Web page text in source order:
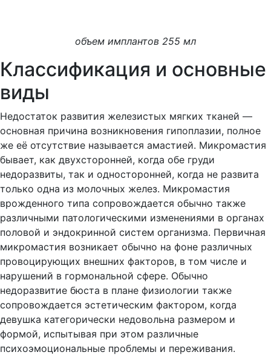
объем имплантов 255 мл
Классификация и основные
виды
Недостаток развития железистых мягких тканей —
основная причина возникновения гипоплазии, полное
же её отсутствие называется амастией. Микромастия
бывает, как двухсторонней, когда обе груди
недоразвиты, так и односторонней, когда не развита
только одна из молочных желез. Микромастия
врожденного типа сопровождается обычно также
различными патологическими изменениями в органах
половой и эндокринной систем организма. Первичная
микромастия возникает обычно на фоне различных
провоцирующих внешних факторов, в том числе и
нарушений в гормональной сфере. Обычно
недоразвитие бюста в плане физиологии также
сопровождается эстетическим фактором, когда
девушка категорически недовольна размером и
формой, испытывая при этом различные
психоэмоциональные проблемы и переживания.